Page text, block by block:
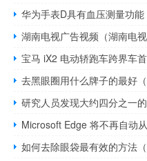
华为手表D具有血压测量功
湖南电视广告视频（湖南电视
宝马 iX2 电动轿跑车跨界车
去黑眼圈用什么牌子的最好（
研究人员发现大约四分之一
Microsoft Edge 将不再自动
如何去除眼袋最有效的方法（